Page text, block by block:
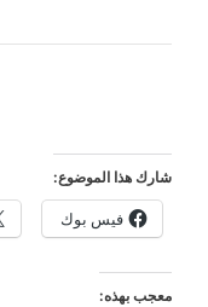
شارك هذا الموضوع:
فيس بوك
معجب بهذه: